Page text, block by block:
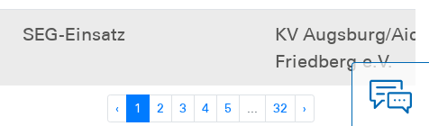
SEG-Einsatz
KV Augsburg/
Friedberg e.V.
‹ 1 2 3 4 5 ... 32 ›